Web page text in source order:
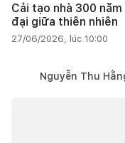
Cải tạo nhà 300
đại giữa thiên nhiên
27/06/2026, lúc 10:00
Nguyễn Thu